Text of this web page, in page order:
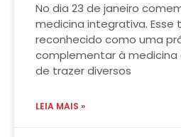
No dia 23 de janeiro
medicina integrativa. Esse
reconhecido como uma
complementar à medicina
de trazer diversos
LEIA MAIS »